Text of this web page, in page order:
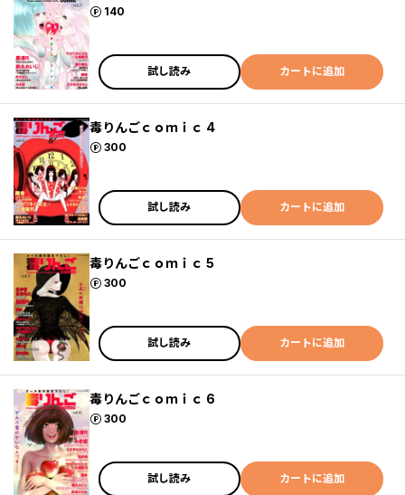
140
ポイント
試し読み カートに追加
毒りんごｃｏｍｉｃ 4
300
ポイント
試し読み カートに追加
毒りんごｃｏｍｉｃ 5
300
ポイント
試し読み カートに追加
毒りんごｃｏｍｉｃ 6
300
ポイント
試し読み カートに追加